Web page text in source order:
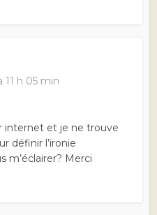
11 h 05 min
internet et je ne trouve
définir l’ironie
m’éclairer? Merci